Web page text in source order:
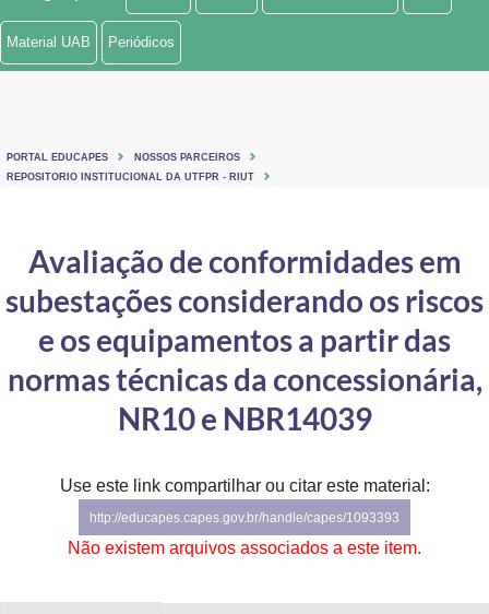
Ministério de Minas e Energia
Ministério do Turismo
Controladoria-Geral da União
Ministério da Mulher, da Família e dos Direitos Humanos
Secretaria de Governo
Advocacia-Geral da União
Banco Central do Brasil
Planalto
Material UAB Periódicos
PORTAL EDUCAPES
NOSSOS PARCEIROS
REPOSITORIO INSTITUCIONAL DA UTFPR - RIUT
Avaliação de conformidades em
subestações considerando os riscos
e os equipamentos a partir das
normas técnicas da concessionária,
NR10 e NBR14039
Use este link compartilhar ou citar este material:
http://educapes.capes.gov.br/handle/capes/1093393
Não existem arquivos associados a este item.